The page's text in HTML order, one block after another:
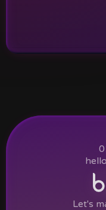
Let's